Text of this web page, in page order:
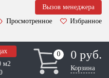
Вызов менеджера
Просмотренное
Избранное
м2
0
0 0 руб.
Корзина